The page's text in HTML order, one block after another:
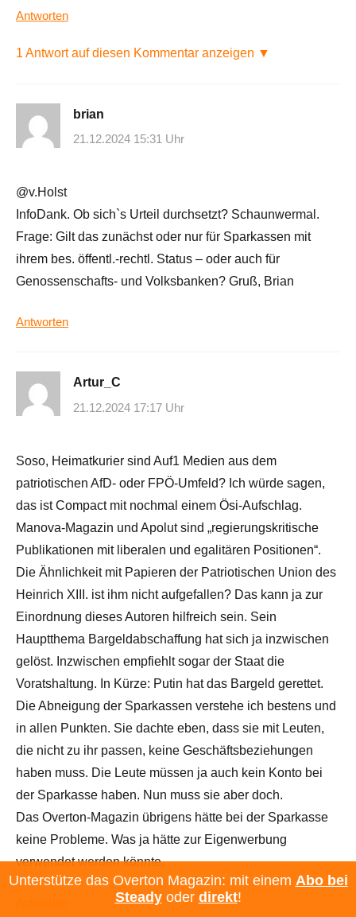
Antworten
1 Antwort auf diesen Kommentar anzeigen ▼
brian
21.12.2024 15:31 Uhr
@v.Holst
InfoDank. Ob sich`s Urteil durchsetzt? Schaunwermal.
Frage: Gilt das zunächst oder nur für Sparkassen mit
ihrem bes. öffentl.-rechtl. Status – oder auch für
Genossenschafts- und Volksbanken? Gruß, Brian
Antworten
Artur_C
21.12.2024 17:17 Uhr
Soso, Heimatkurier sind Auf1 Medien aus dem
patriotischen AfD- oder FPÖ-Umfeld? Ich würde sagen,
das ist Compact mit nochmal einem Ösi-Aufschlag.
Manova-Magazin und Apolut sind „regierungskritische
Publikationen mit liberalen und egalitären Positionen“.
Die Ähnlichkeit mit Papieren der Patriotischen Union des
Heinrich XIII. ist ihm nicht aufgefallen? Das kann ja zur
Einordnung dieses Autoren hilfreich sein. Sein
Hauptthema Bargeldabschaffung hat sich ja inzwischen
gelöst. Inzwischen empfiehlt sogar der Staat die
Voratshaltung. In Kürze: Putin hat das Bargeld gerettet.
Die Abneigung der Sparkassen verstehe ich bestens und
in allen Punkten. Sie dachte eben, dass sie mit Leuten,
die nicht zu ihr passen, keine Geschäftsbeziehungen
haben muss. Die Leute müssen ja auch kein Konto bei
der Sparkasse haben. Nun muss sie aber doch.
Das Overton-Magazin übrigens hätte bei der Sparkasse
keine Probleme. Was ja hätte zur Eigenwerbung
verwendet werden könnte.
Unterstütze das Overton Magazin: mit einem Abo bei
Steadyoder direkt!